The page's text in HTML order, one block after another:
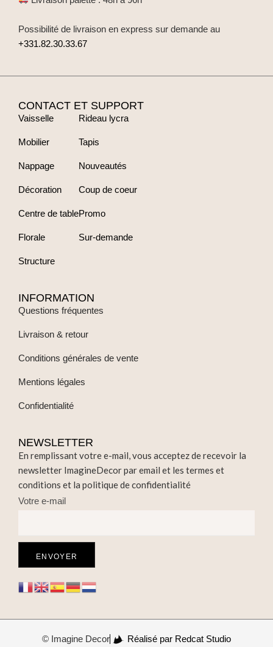
Possibilité de livraison en express sur demande au
+331.82.30.33.67
CONTACT ET SUPPORT
Vaisselle
Mobilier
Nappage
Décoration
Centre de table
Florale
Structure
Rideau lycra
Tapis
Nouveautés
Coup de coeur
Promo
Sur-demande
INFORMATION
Questions fréquentes
Livraison & retour
Conditions générales de vente
Mentions légales
Confidentialité
NEWSLETTER
En remplissant votre e-mail, vous acceptez de recevoir la
newsletter ImagineDecor par email et les termes et
conditions et la politique de confidentialité
Votre e-mail
© Imagine Decor Réalisé par Redcat Studio